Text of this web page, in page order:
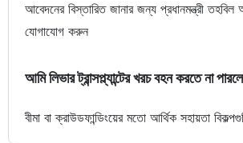
আবেদনের বিস্তারিত জানার জন্য প্রধানমন্ত্রী তহবিল
যোগাযোগ করুন
আমি লিভার ট্রান্সপ্ল্যান্টের খরচ বহন করতে না
বীমা বা ক্রাউডফান্ডিংয়ের মতো আর্থিক সহায়তা